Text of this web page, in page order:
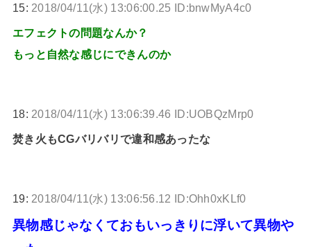
15: 2018/04/11(水) 13:06:00.25 ID:bnwMyA4c0
エフェクトの問題なんか？
もっと自然な感じにできんのか
18: 2018/04/11(水) 13:06:39.46 ID:UOBQzMrp0
焚き火もCGバリバリで違和感あったな
19: 2018/04/11(水) 13:06:56.12 ID:Ohh0xKLf0
異物感じゃなくておもいっきりに浮いて異物や